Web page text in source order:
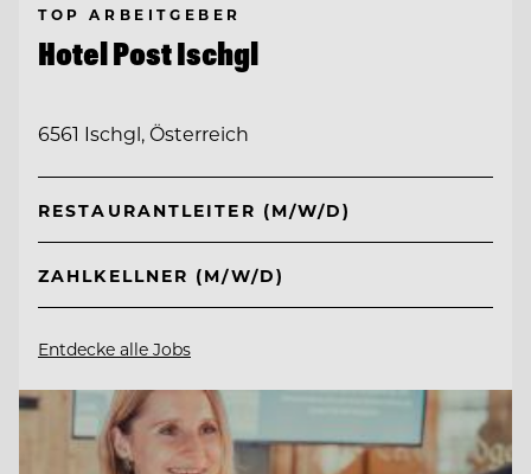
TOP ARBEITGEBER
Hotel Post Ischgl
6561 Ischgl, Österreich
RESTAURANTLEITER (M/W/D)
ZAHLKELLNER (M/W/D)
Entdecke alle Jobs